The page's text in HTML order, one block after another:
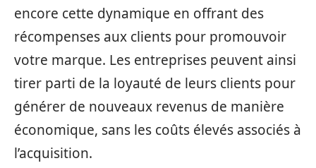
encore cette dynamique en offrant des
récompenses aux clients pour promouvoir
votre marque. Les entreprises peuvent ainsi
tirer parti de la loyauté de leurs clients pour
générer de nouveaux revenus de manière
économique, sans les coûts élevés associés à
l’acquisition.